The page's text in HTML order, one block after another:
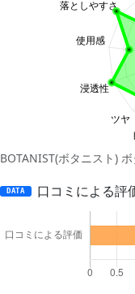
BOTANIST(ボタニスト)
DATA 口コミによる評